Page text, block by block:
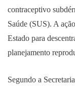
contraceptivo
Saúde (SUS). A
Estado para
planejamento
Segundo a